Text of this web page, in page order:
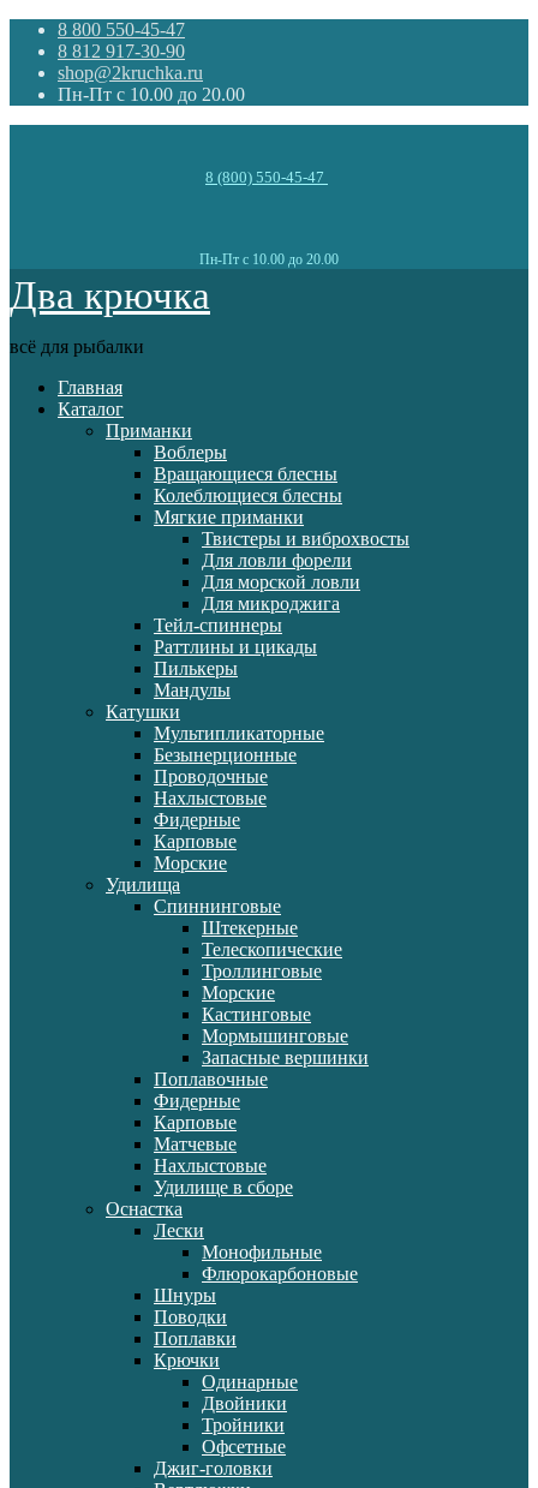
8 800 550-45-47
8 812 917-30-90
shop@2kruchka.ru
Пн-Пт с 10.00 до 20.00
8 (800) 550-45-47
Пн-Пт с 10.00 до 20.00
Два крючка
всё для рыбалки
Главная
Каталог
Приманки
Воблеры
Вращающиеся блесны
Колеблющиеся блесны
Мягкие приманки
Твистеры и виброхвосты
Для ловли форели
Для морской ловли
Для микроджига
Тейл-спиннеры
Раттлины и цикады
Пилькеры
Мандулы
Катушки
Мультипликаторные
Безынерционные
Проводочные
Нахлыстовые
Фидерные
Карповые
Морские
Удилища
Спиннинговые
Штекерные
Телескопические
Троллинговые
Морские
Кастинговые
Мормышинговые
Запасные вершинки
Поплавочные
Фидерные
Карповые
Матчевые
Нахлыстовые
Удилище в сборе
Оснастка
Лески
Монофильные
Флюрокарбоновые
Шнуры
Поводки
Поплавки
Крючки
Одинарные
Двойники
Тройники
Офсетные
Джиг-головки